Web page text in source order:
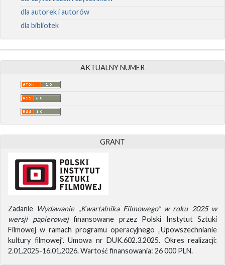
dla autorek i autorów
dla bibliotek
AKTUALNY NUMER
GRANT
Zadanie Wydawanie „Kwartalnika Filmowego” w roku 2025 w
wersji papierowejfinansowane przez Polski Instytut Sztuki
Filmowej w ramach programu operacyjnego „Upowszechnianie
kultury filmowej”. Umowa nr DUK.602.3.2025. Okres realizacji:
2.01.2025-16.01.2026. Wartość finansowania: 26 000 PLN.